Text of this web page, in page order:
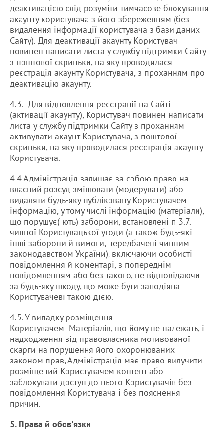
деактивацією слід розуміти тимчасове блокування
акаунту користувача з його збереженням (без
видалення інформації користувача з бази даних
Сайту). Для деактивації акаунту Користувач
повинен написати листа у службу підтримки Сайту
з поштової скриньки, на яку проводилася
реєстрація акаунту Користувача, з проханням про
деактивацію акаунту.
4.3. Для відновлення реєстрації на Сайті
(активації акаунту), Користувач повинен написати
листа у службу підтримки Сайту з проханням
активувати акаунт Користувача, з поштової
скриньки, на яку проводилася реєстрація акаунту
Користувача.
4.4.Адміністрація залишає за собою право на
власний розсуд змінювати (модерувати) або
видаляти будь-яку публіковану Користувачем
інформацію, у тому числі інформацію (матеріали),
що порушує(-ють) заборони, встановлені п 3.7.
чинної Користувацької угоди (а також будь-які
інші заборони й вимоги, передбачені чинним
законодавством України), включаючи особисті
повідомлення й коментарі, з попереднім
повідомленням або без такого, не відповідаючи
за будь-яку шкоду, що може бути заподіяна
Користувачеві такою дією.
4.5. У випадку розміщення
Користувачем Матеріалів, що йому не належать, і
надходження від правовласника мотивованої
скарги на порушення його охоронюваних
законом прав, Адміністрація має право вилучити
розміщений Користувачем контент або
заблокувати доступ до нього Користувачів без
повідомлення Користувача і без пояснення
причин.
5. Права й обов'язки